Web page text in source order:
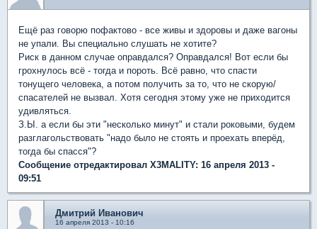
Ещё раз говорю пофактово - все живы и здоровы и даже вагоны
не упали. Вы специально слушать не хотите?
Риск в данном случае оправдался? Оправдался! Вот если бы
грохнулось всё - тогда и пороть. Всё равно, что спасти
тонущего человека, а потом получить за то, что не скорую/
спасателей не вызвал. Хотя сегодня этому уже не приходится
удивляться.
З.Ы. а если бы эти "несколько минут" и стали роковыми, будем
разглагольствовать "надо было не стоять и проехать вперёд,
тогда бы спасся"?
Сообщение отредактировал X3MALITY: 16 апреля 2013 -
09:51
Дмитрий Иванович
16 апреля 2013 - 10:16